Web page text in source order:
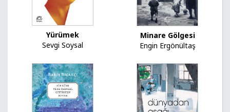
Yürümek
Sevgi Soysal
Minare Gölgesi
Engin Ergönültaş